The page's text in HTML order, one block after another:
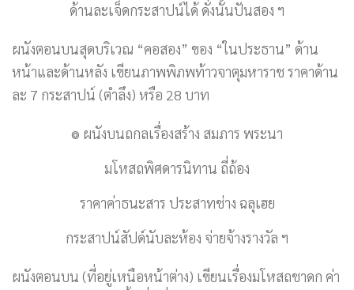
ด้านละเจ็ดกระสาปน์ได้ ดั่งนั้นปันสอง ฯ
ผนังตอนบนสุดบริเวณ “คอสอง” ของ “ในประธาน” ด้าน
หน้าและด้านหลัง เขียนภาพพิภพท้าวจาตุมหาราช ราคาด้าน
ละ 7 กระสาปน์ (ตำลึง) หรือ 28 บาท
๏ ผนังบนถกลเรื่องสร้าง สมภาร พระนา
มโหสถพิศดารนิทาน ถี่ถ้อง
ราคาค่าธนะสาร ประสาทช่าง ฉลุเฮย
กระสาปน์สัปด์นับละห้อง จ่ายจ้างรางวัล ฯ
ผนังตอนบน (ที่อยู่เหนือหน้าต่าง) เขียนเรื่องมโหสถชาดก ค่า